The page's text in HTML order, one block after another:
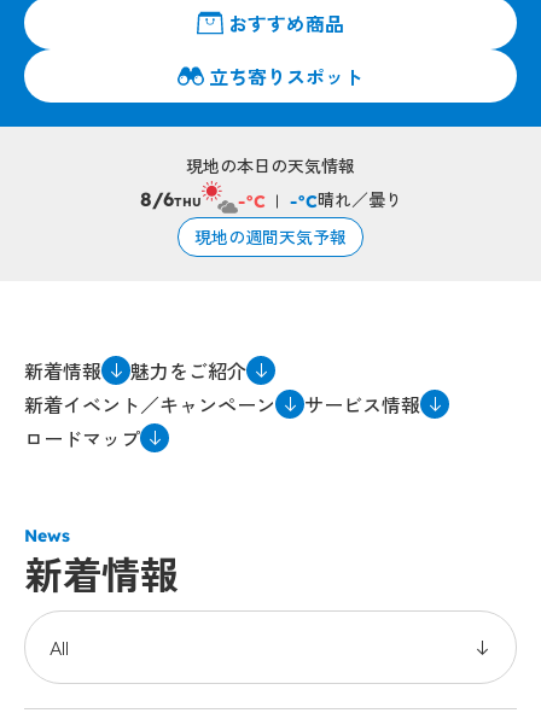
おすすめ商品
立ち寄りスポット
現地の本日の天気情報
8/6THU -°C -°C晴れ／曇り
現地の週間天気予報
新着情報
魅力をご紹介
新着イベント／キャンペーン
サービス情報
ロードマップ
News
新着情報